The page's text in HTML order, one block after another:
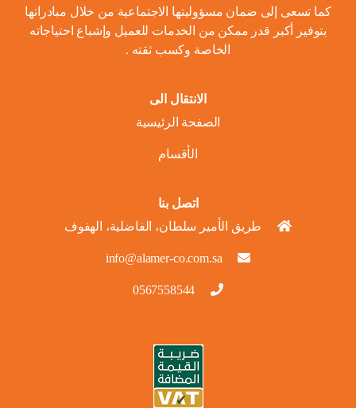
كما تسعى إلى ضمان مسؤوليتها الاجتماعية من خلال مبادراتها
بتوفير أكبر قدر ممكن من الخدمات للعميل وإشباع احتياجاته
الخاصة وكسب ثقته .
الانتقال الى
الصفحة الرئيسية
الأقسام
اتصل بنا
طريق الأمير سلطان، الفاضلية، الهفوف
info@alamer-co.com.sa
0567558544